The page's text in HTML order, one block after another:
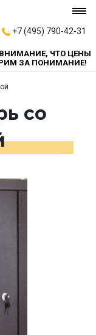
+7 (495) 790-42-31
ЧТО ЦЕНЫ
ЗА ПОНИМАНИЕ!
со